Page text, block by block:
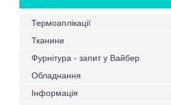
Термоаплікації
Тканини
Фурнітура - запит у Вайбер
Обладнання
Інформація